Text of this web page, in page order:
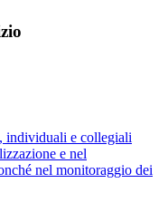
individuali e collegiali
e nel
nel monitoraggio dei